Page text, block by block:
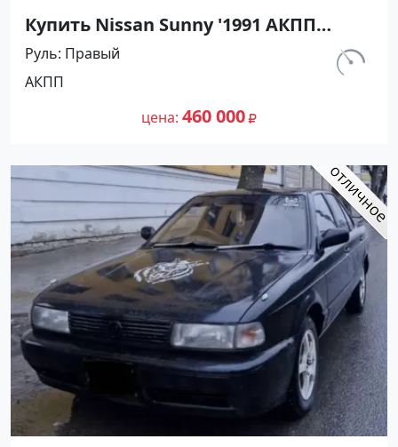
Купить Nissan Sunny '1991 АКПП
(1400/75 л.с.) Бензин инжектор
Тамань цвет Черный Седан по цене
460000 рублей, объявление №27493
на сайте Авторынок23
км.
Руль Правый
АКПП
цена 460 000